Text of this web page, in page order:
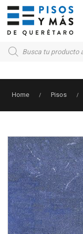
Products
search
Home / Pisos /